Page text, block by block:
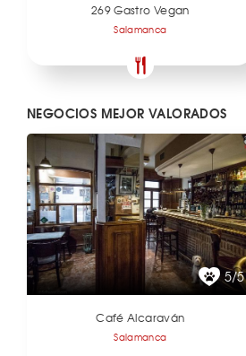
269 Gastro Vegan
Salamanca
NEGOCIOS MEJOR VALORADOS
5/5
Café Alcaraván
Salamanca